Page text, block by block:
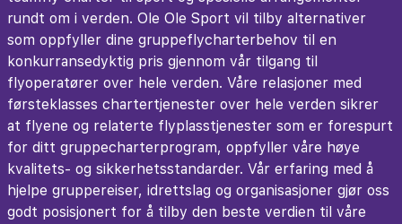
rundt om i verden. Ole Ole Sport vil tilby alternativer
som oppfyller dine gruppeflycharterbehov til en
konkurransedyktig pris gjennom vår tilgang til
flyoperatører over hele verden. Våre relasjoner med
førsteklasses chartertjenester over hele verden sikrer
at flyene og relaterte flyplasstjenester som er forespurt
for ditt gruppecharterprogram, oppfyller våre høye
kvalitets- og sikkerhetsstandarder. Vår erfaring med å
hjelpe gruppereiser, idrettslag og organisasjoner gjør oss
godt posisjonert for å tilby den beste verdien til våre